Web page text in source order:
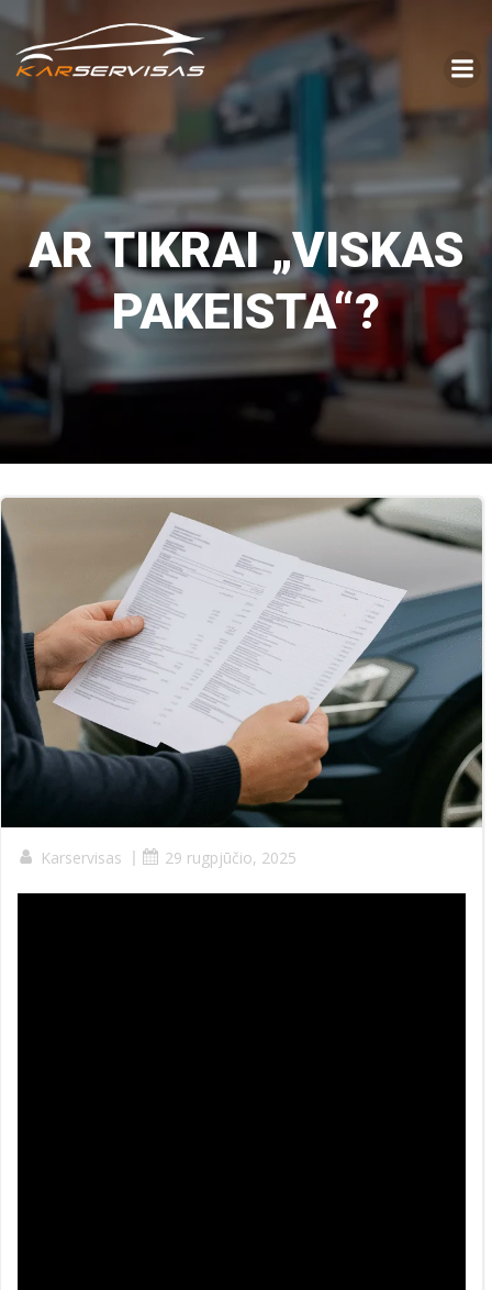
Skip
to
AR TIKRAI „VISKAS
PAKEISTA“?
Karservisas | 29 rugpjūčio, 2025